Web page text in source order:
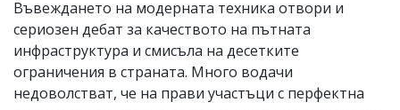
Въвеждането на модерната техника отвори и
сериозен дебат за качеството на пътната
инфраструктура и смисъла на десетките
ограничения в страната. Много водачи
недоволстват, че на прави участъци с перфектна